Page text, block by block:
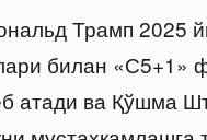
Трамп 2025
билан «С5+1»
атади ва Қўшма